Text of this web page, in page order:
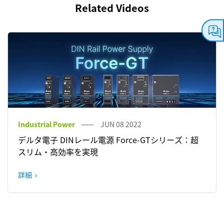
Related Videos
Industrial Power JUN 08 2022
デルタ電子 DINレール電源 Force-GTシリーズ：超
スリム・高効率を実現
詳細